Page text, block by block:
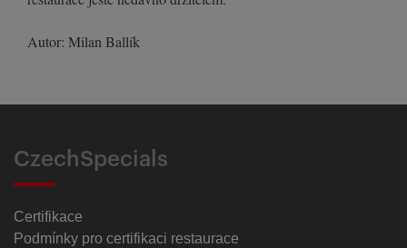
Autor: Milan Ballík
CzechSpecials
Certifikace
Podmínky pro certifikaci restaurace